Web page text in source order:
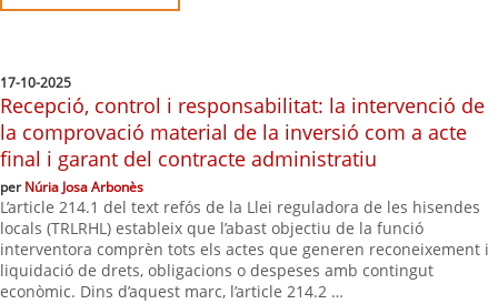
17-10-2025
Recepció, control i responsabilitat: la intervenció de
la comprovació material de la inversió com a acte
final i garant del contracte administratiu
perNúria Josa Arbonès
L’article 214.1 del text refós de la Llei reguladora de les hisendes
locals (TRLRHL) estableix que l’abast objectiu de la funció
interventora comprèn tots els actes que generen reconeixement i
liquidació de drets, obligacions o despeses amb contingut
econòmic. Dins d’aquest marc, l’article 214.2 …